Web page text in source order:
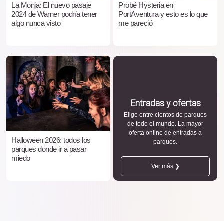
La Monja: El nuevo pasaje
2024 de Warner podría tener
algo nunca visto
Probé Hysteria en
PortAventura y esto es lo que
me pareció
Halloween 2026: todos los
parques donde ir a pasar
miedo
Entradas y ofertas
Elige entre cientos de parques
de todo el mundo. La mayor
oferta online de entradas a
parques.
Ver más ❯